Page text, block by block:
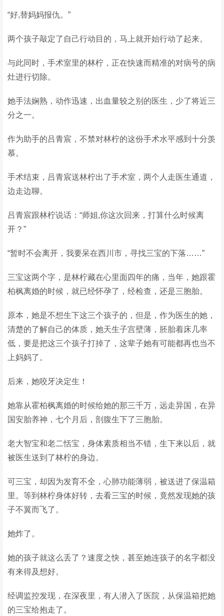
“好,替妈妈报仇。”
两个孩子敲定了自己行动目的，马上就开始行动了起来。
与此同时，手术室里的林柠，正在快速而精准的对病号的病
灶进行切除。
她手法娴熟，动作迅速，出血量较之别的医生，少了将近三
分之一。
作为助手的吕青宸，不禁对林柠的这份手术水平感到十分羡
慕。
手术结束，吕青宸送林柠出了手术室，两个人走医生通道，
边走边聊。
吕青宸跟林柠说话：“师姐,你这次回来，打算什么时候离
开？”
“暂时不会离开，我要呆在西川市，寻找三宝的下落……”
三宝这两个字，是林柠藏在心里面四年的痛，当年，她跟霍
柏枫离婚的时候，就已经怀孕了，经检查，还是三胞胎。
原本，她是不想生下这三个孩子的，但是，作为医生的她，
清楚的了解自己的体质，她天生子宫壁薄，胚胎着床几率
低，要是把这三个孩子打掉了，这辈子她有可能都再也当不
上妈妈了。
后来，她咬牙决定生！
她靠从霍柏枫离婚的时候给她的那三千万，远走异国，在异
国安胎养神，七个月后，剖腹生下了三胞胎。
老大智宝和老二恬宝，身体素质相当不错，生下来以后，就
被医生送到了林柠的身边。
可三宝，却因为发育不全，心肺功能薄弱，被送进了保温箱
里。等到林柠身体好转，去看三宝的时候，竟然发现她的孩
子不翼而飞了。
她炸了。
她的孩子就这么丢了？速度之快，甚至她连孩子的名字都没
有来得及想好。
经调监控发现，在深夜里，有人潜入了医院，从保温箱把她
的三宝给抱走了。